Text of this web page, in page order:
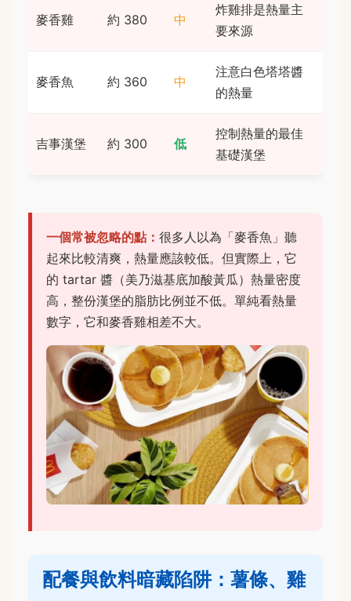
麥香雞 約 380 中
炸雞排是熱量主
要來源
麥香魚 約 360 中
注意白色塔塔醬
的熱量
吉事漢堡 約 300 低
控制熱量的最佳
基礎漢堡
一個常被忽略的點： 很多人以為「麥香魚」聽
起來比較清爽，熱量應該較低。但實際上，它
的 tartar 醬（美乃滋基底加酸黃瓜）熱量密度
高，整份漢堡的脂肪比例並不低。單純看熱量
數字，它和麥香雞相差不大。
配餐與飲料暗藏陷阱：薯條、雞